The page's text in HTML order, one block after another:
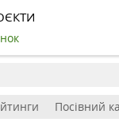
Посівний